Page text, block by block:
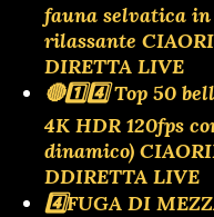
fauna selvatica
rilassante
DIRETTA LIVE
🔴1️⃣4️⃣ Top 50
4K HDR 120fps
dinamico)
DDIRETTA LIVE
4️⃣FUGA DI